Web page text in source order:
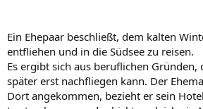
Ein Ehepaar beschließt, dem kalten
entfliehen und in die Südsee zu reisen.
Es ergibt sich aus beruflichen Gründen,
später erst nachfliegen kann. Der
Dort angekommen, bezieht er sein